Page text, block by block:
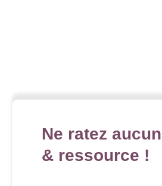
Ne ratez
& ressource !